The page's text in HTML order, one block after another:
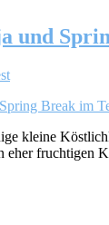
und
kleine
eher fruchtigen